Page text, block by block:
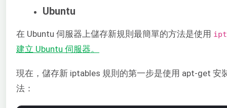
Ubuntu
在 Ubuntu 伺服器上儲存新規則最簡單的方法是使用
建立 Ubuntu 伺服器​。
現在，儲存新 iptables 規則的第一步是使用 apt-get 安
法：